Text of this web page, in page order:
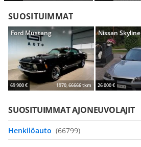
SUOSITUIMMAT
Ford Mustang
69 900 € 1970, 66666 tkm
Nissan Skyline
26 000 €
SUOSITUIMMAT AJONEUVOLAJIT
(66799)